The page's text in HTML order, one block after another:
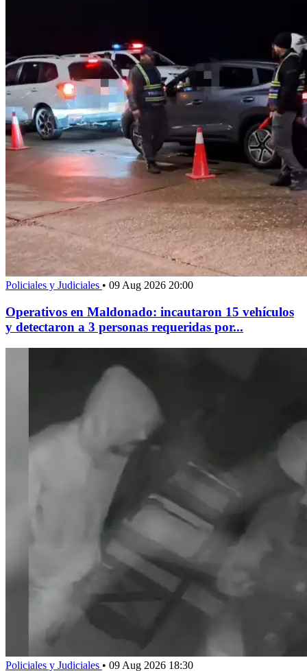
Policiales y Judiciales • 09 Aug 2026 20:00
Operativos en Maldonado: incautaron 15 vehículos
y detectaron a 3 personas requeridas por...
Policiales y Judiciales • 09 Aug 2026 18:30